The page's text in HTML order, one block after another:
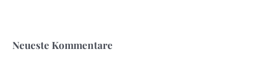
Neueste Kommentare